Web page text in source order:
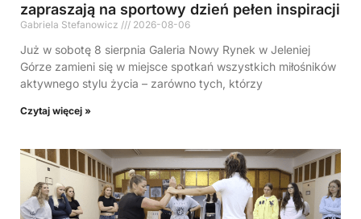
zapraszają na sportowy dzień pełen inspiracji
Gabriela Stefanowicz 2026-08-06
Już w sobotę 8 sierpnia Galeria Nowy Rynek w Jeleniej
Górze zamieni się w miejsce spotkań wszystkich miłośników
aktywnego stylu życia – zarówno tych, którzy
Czytaj więcej »